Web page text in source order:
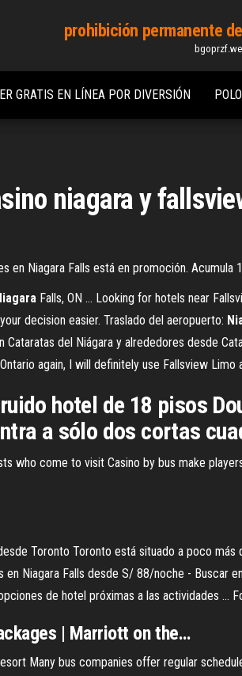
prohibición permanente
GRATIS EN LÍNEA POR DIVERSIÓN
niagara y
en Niagara Falls está en promoción.
Falls, ON ... Looking for hotels near
decision easier. Traslado del aeropuerto:
del Niágara y alrededores desde
again, I will definitely use Fallsview Limo
hotel de 18 pisos
a sólo dos cortas
who come to visit Casino by bus make
Toronto Toronto está situado a poco más
Niagara Falls desde S/ 88/noche - Buscar
de hotel próximas a las actividades ...
| Marriott on the…
Many bus companies offer regular